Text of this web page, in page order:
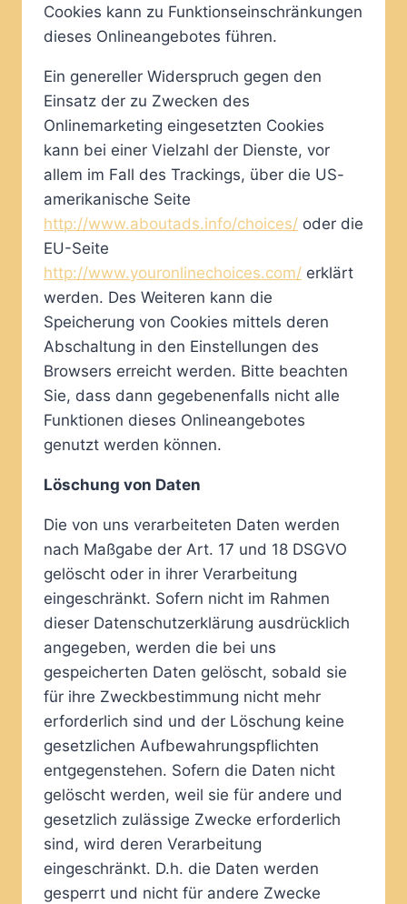
Cookies kann zu Funktionseinschränkungen
dieses Onlineangebotes führen.
Ein genereller Widerspruch gegen den
Einsatz der zu Zwecken des
Onlinemarketing eingesetzten Cookies
kann bei einer Vielzahl der Dienste, vor
allem im Fall des Trackings, über die US-
amerikanische Seite
http://www.aboutads.info/choices/ oder die
EU-Seite
http://www.youronlinechoices.com/ erklärt
werden. Des Weiteren kann die
Speicherung von Cookies mittels deren
Abschaltung in den Einstellungen des
Browsers erreicht werden. Bitte beachten
Sie, dass dann gegebenenfalls nicht alle
Funktionen dieses Onlineangebotes
genutzt werden können.
Löschung von Daten
Die von uns verarbeiteten Daten werden
nach Maßgabe der Art. 17 und 18 DSGVO
gelöscht oder in ihrer Verarbeitung
eingeschränkt. Sofern nicht im Rahmen
dieser Datenschutzerklärung ausdrücklich
angegeben, werden die bei uns
gespeicherten Daten gelöscht, sobald sie
für ihre Zweckbestimmung nicht mehr
erforderlich sind und der Löschung keine
gesetzlichen Aufbewahrungspflichten
entgegenstehen. Sofern die Daten nicht
gelöscht werden, weil sie für andere und
gesetzlich zulässige Zwecke erforderlich
sind, wird deren Verarbeitung
eingeschränkt. D.h. die Daten werden
gesperrt und nicht für andere Zwecke